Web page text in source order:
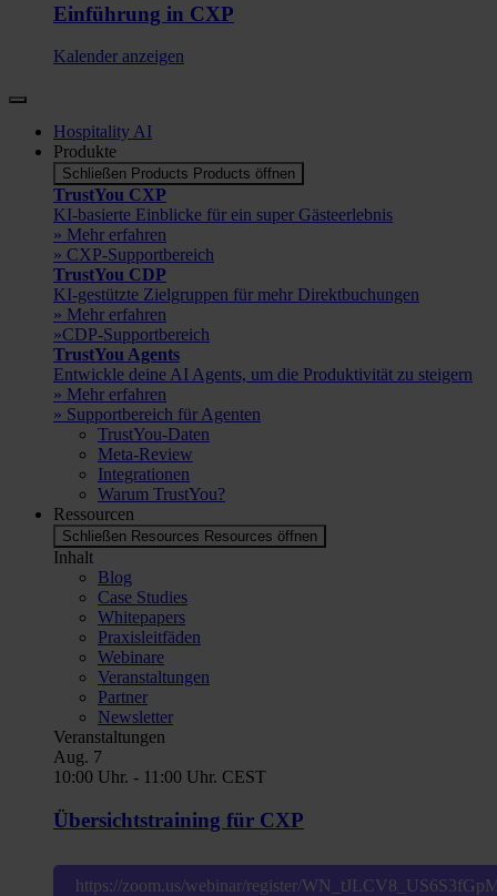
Einführung in CXP
Kalender anzeigen
Hospitality AI
Produkte
Schließen Products Products öffnen
TrustYou CXP
KI-basierte Einblicke für ein super Gästeerlebnis
» Mehr erfahren
» CXP-Supportbereich
TrustYou CDP
KI-gestützte Zielgruppen für mehr Direktbuchungen
» Mehr erfahren
»CDP-Supportbereich
TrustYou Agents
Entwickle deine AI Agents, um die Produktivität zu steigern
» Mehr erfahren
» Supportbereich für Agenten
TrustYou-Daten
Meta-Review
Integrationen
Warum TrustYou?
Ressourcen
Schließen Resources Resources öffnen
Inhalt
Blog
Case Studies
Whitepapers
Praxisleitfäden
Webinare
Veranstaltungen
Partner
Newsletter
Veranstaltungen
Aug. 7
10:00 Uhr. - 11:00 Uhr. CEST
Übersichtstraining für CXP
https://zoom.us/webinar/register/